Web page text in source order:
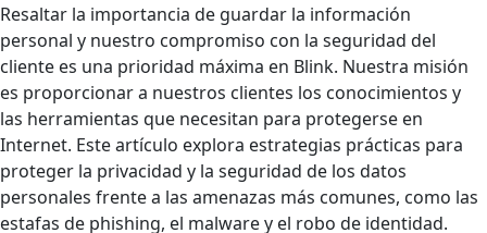
Resaltar la importancia de guardar la información
personal y nuestro compromiso con la seguridad del
cliente es una prioridad máxima en Blink. Nuestra misión
es proporcionar a nuestros clientes los conocimientos y
las herramientas que necesitan para protegerse en
Internet. Este artículo explora estrategias prácticas para
proteger la privacidad y la seguridad de los datos
personales frente a las amenazas más comunes, como las
estafas de phishing, el malware y el robo de identidad.